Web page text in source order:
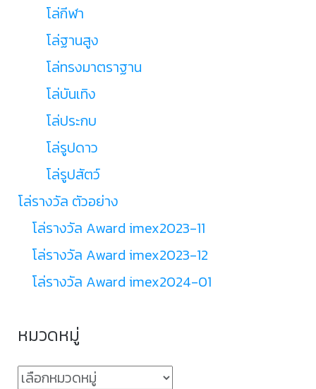
โล่กีฬา
โล่ฐานสูง
โล่ทรงมาตราฐาน
โล่บันเทิง
โล่ประกบ
โล่รูปดาว
โล่รูปสัตว์
โล่รางวัล ตัวอย่าง
โล่รางวัล Award imex2023-11
โล่รางวัล Award imex2023-12
โล่รางวัล Award imex2024-01
หมวดหมู่
หมวด